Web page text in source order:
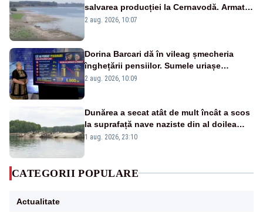
salvarea producției la Cernavodă. Armata
va detona o stâncă și va devia apa
2 aug. 2026, 10:07
Dorina Barcari dă în vileag șmecheria
înghețării pensiilor. Sumele uriașe
pierdute de fiecare român
2 aug. 2026, 10:09
Dunărea a secat atât de mult încât a scos
la suprafață nave naziste din al doilea
război mondial
1 aug. 2026, 23:10
CATEGORII POPULARE
Actualitate